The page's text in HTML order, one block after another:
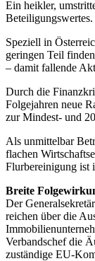
Ein heikler,
Beteiligungswertes.
Speziell in
geringen Teil
– damit fallende
Durch die
Folgejahren neue
zur Mindest- und
Als unmittelbar
flachen
Flurbereinigung ist
Breite
Der
reichen über die
Verbandschef die
zuständige EU-